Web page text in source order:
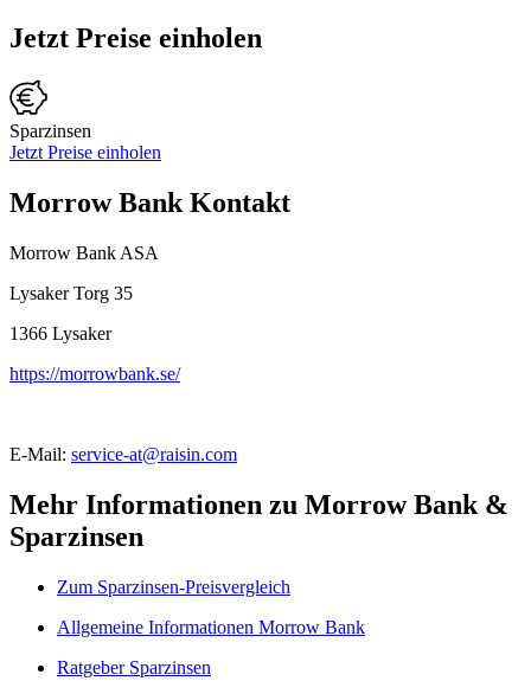
Jetzt Preise einholen
Sparzinsen
Jetzt Preise einholen
Morrow Bank Kontakt
Morrow Bank ASA
Lysaker Torg 35
1366 Lysaker
https://morrowbank.se/
E-Mail: service-at@raisin.com
Mehr Informationen zu Morrow Bank &
Sparzinsen
Zum Sparzinsen-Preisvergleich
Allgemeine Informationen Morrow Bank
Ratgeber Sparzinsen